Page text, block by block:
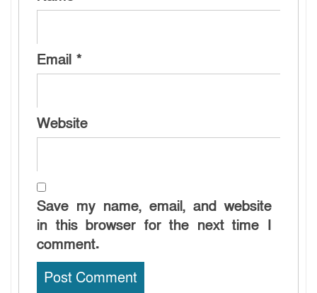
Email *
Website
Save my name, email, and website
in this browser for the next time I
comment.